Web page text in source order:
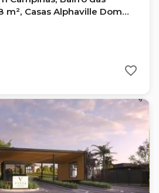
m², Casas Alphaville Dom